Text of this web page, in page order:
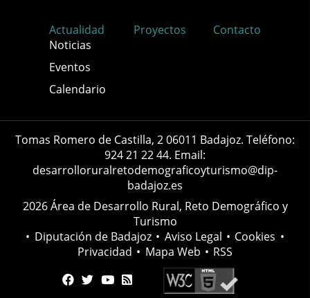
Actualidad
Noticias
Eventos
Calendario
Proyectos Contacto
Tomas Romero de Castilla, 2 06011 Badajoz. Teléfono:
924 21 22 44. Email:
desarrolloruralretodemograficoyturismo@dip-
badajoz.es
2026 Área de Desarrollo Rural, Reto Demográfico y
Turismo
• Diputación de Badajoz • Aviso Legal • Cookies •
Privacidad • Mapa Web • RSS